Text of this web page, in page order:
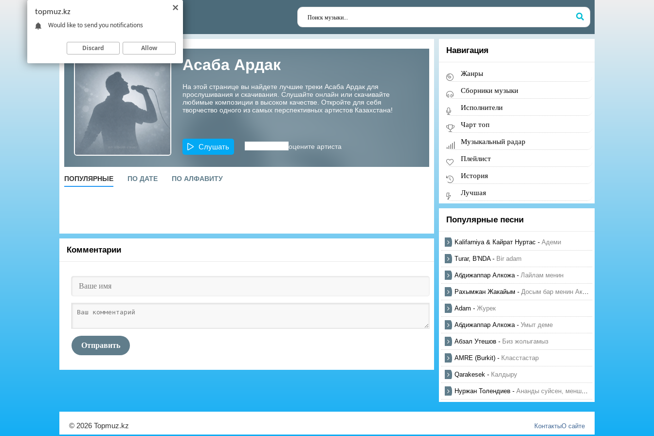
Асаба Ардак
На этой странице вы найдете лучшие треки Асаба Ардак для
прослушивания и скачивания. Слушайте онлайн или скачивайте
любимые композиции в высоком качестве. Откройте для себя
творчество одного из самых перспективных артистов Казахстана!
Слушать оцените артиста
ПОПУЛЯРНЫЕ ПО ДАТЕ ПО АЛФАВИТУ
Комментарии
Отправить
Навигация
Жанры
Сборники музыки
Исполнители
Чарт топ
Музыкальный радар
Плейлист
История
Лучшая
Популярные песни
Kalifarniya & Кайрат Нуртас - Адеми
Turar, B'NDA- Bir adam
Абдижаппар Алкожа- Лайлам менин
Рахымжан Жакайым - Досым бар менин Актауда
Adam - Журек
Абдижаппар Алкожа- Умыт деме
Абзал Утешов - Биз жолыгамыз
AMRE (Burkit) - Класстастар
Qarakesek - Калдыру
Нуржан Толендиев - Ананды суйсен, менше суй
© 2026 Topmuz.kz КонтактыО сайте
topmuz.kz
Would like to send you notifications
Discard Allow